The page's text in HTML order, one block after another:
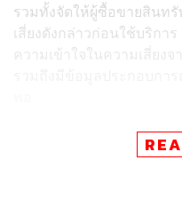
รวมทั้งจัดให้ผู้ซื้อขายสินท
เสี่ยงดังกล่าวก่อนใช้บริกา
ความเข้าใจในความเสี่ยง
ทั้งนี้ ตามที่ ก.ล.ต. ได้เปิดรั
ธุรกิจสินทรัพย์ดิจิทัลและบุ